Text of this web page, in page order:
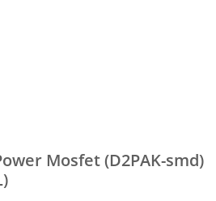
Mosfet (D2PAK-smd)